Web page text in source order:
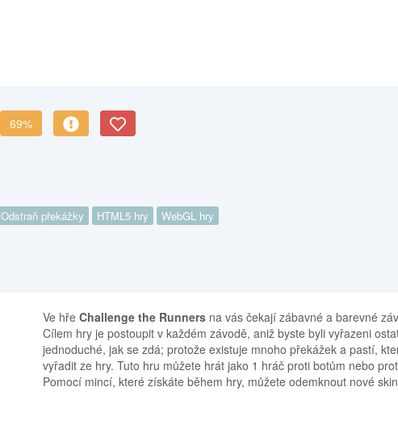
69%
Odstraň překážky HTML5 hry WebGL hry
Ve hřeChallenge the Runners na vás čekají zábavné a barevné
Cílem hry je postoupit v každém závodě, aniž byste byli vyřazeni
jednoduché, jak se zdá; protože existuje mnoho překážek a pastí,
vyřadit ze hry. Tuto hru můžete hrát jako 1 hráč proti botům nebo
Pomocí mincí, které získáte během hry, můžete odemknout nové